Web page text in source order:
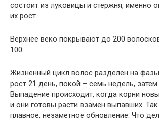
состоит из луковицы и стержня, именно
их рост.
Верхнее веко покрывают до 200
100.
Жизненный цикл волос разделен на
рост 21 день, покой – семь недель,
Выпадение происходит, когда корни
и они готовы расти взамен выпавших.
плавное, незаметное обновление. Что